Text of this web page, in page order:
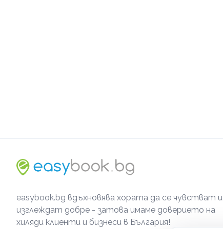
easybook.bg вдъхновява хората да се чувстват и
изглеждат добре - затова имаме доверието на
хиляди клиенти и бизнеси в България!